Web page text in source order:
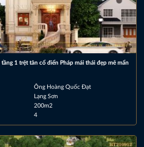
1 trệt tân cổ điển Pháp mái thái đẹp mê mẩn
Ông Hoàng Quốc Đạt
Lạng Sơn
200m2
4